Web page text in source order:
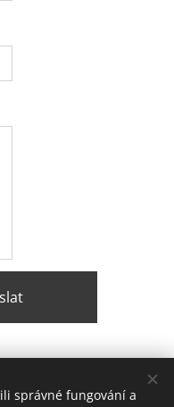
správné fungování a